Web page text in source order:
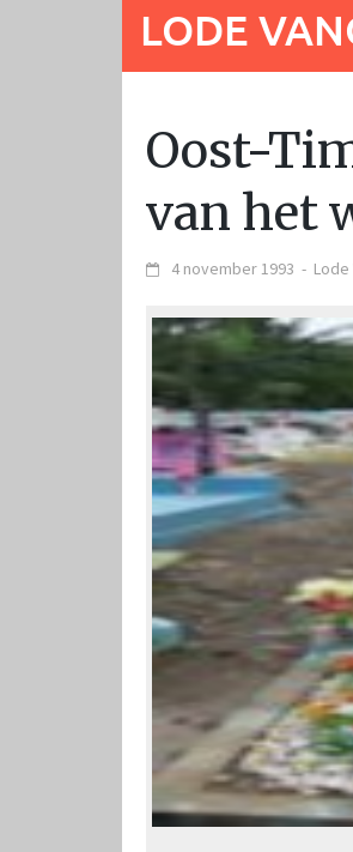
LODE
Oost-
van het
4 november 1993 -